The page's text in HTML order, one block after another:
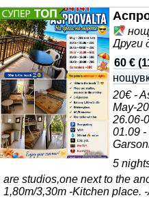
интернет, кабелна
спално бельо, посуда за
Други
60 € (
20€ -
May-
26.06-
01.09 -
5
are studios,one next to the
1,80m/3,30m -Kitchen